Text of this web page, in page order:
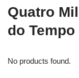
Quatro
do
No products found.